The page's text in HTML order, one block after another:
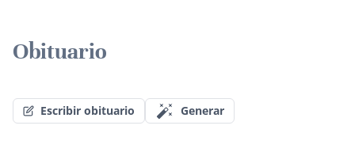
Obituario
Escribir obituario Generar